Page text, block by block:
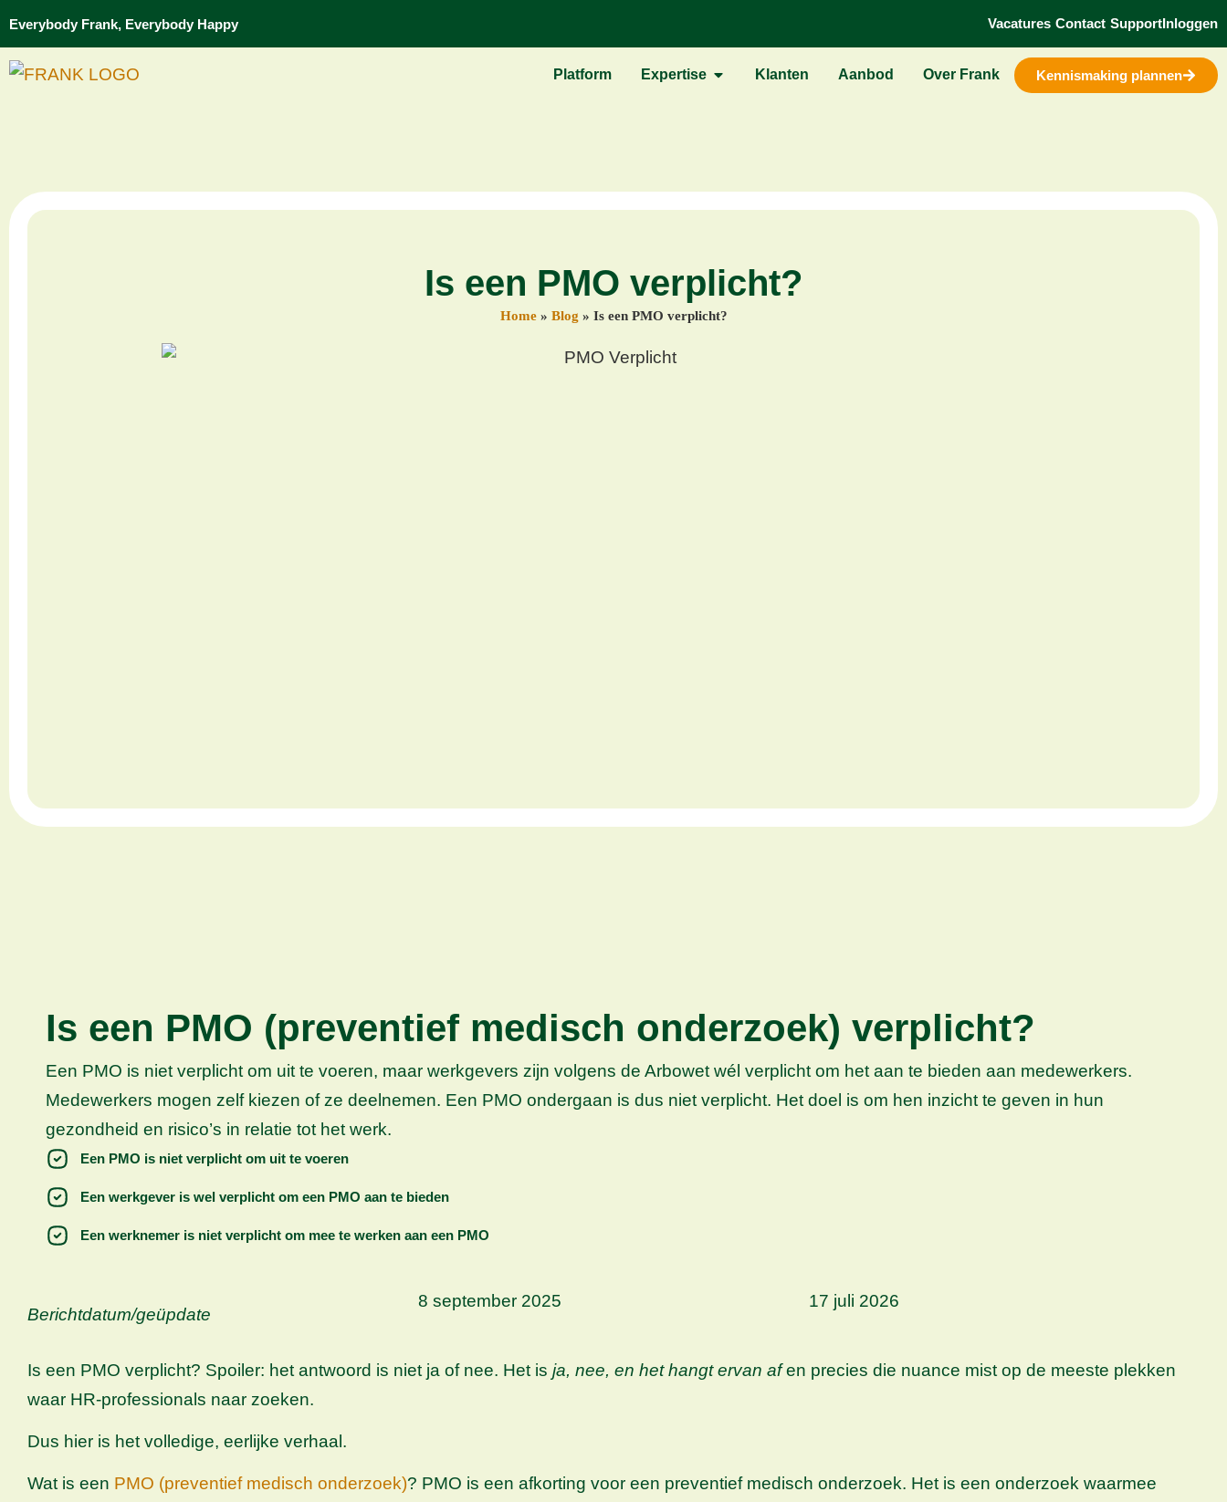
Everybody Frank, Everybody Happy Vacatures Contact SupportInloggen
Platform Expertise Klanten Aanbod Over Frank Kennismaking plannen
Is een PMO verplicht?
Home» Blog » Is een PMO verplicht?
Is een PMO (preventief medisch onderzoek) verplicht?
Een PMO is niet verplicht om uit te voeren, maar werkgevers zijn volgens de Arbowet wél verplicht om het aan te bieden aan medewerkers.
Medewerkers mogen zelf kiezen of ze deelnemen. Een PMO ondergaan is dus niet verplicht. Het doel is om hen inzicht te geven in hun
gezondheid en risico’s in relatie tot het werk.
Een PMO is niet verplicht om uit te voeren
Een werkgever is wel verplicht om een PMO aan te bieden
Een werknemer is niet verplicht om mee te werken aan een PMO
Berichtdatum/geüpdate
8 september 2025 17 juli 2026
Is een PMO verplicht? Spoiler: het antwoord is niet ja of nee. Het is ja, nee, en het hangt ervan afen precies die nuance mist op de meeste plekken
waar HR-professionals naar zoeken.
Dus hier is het volledige, eerlijke verhaal.
Wat is een PMO (preventief medisch onderzoek)? PMO is een afkorting voor een preventief medisch onderzoek. Het is een onderzoek waarmee